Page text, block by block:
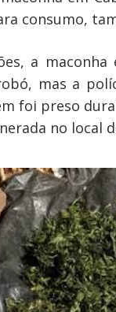
consumo,
a
mas a
foi preso
no local